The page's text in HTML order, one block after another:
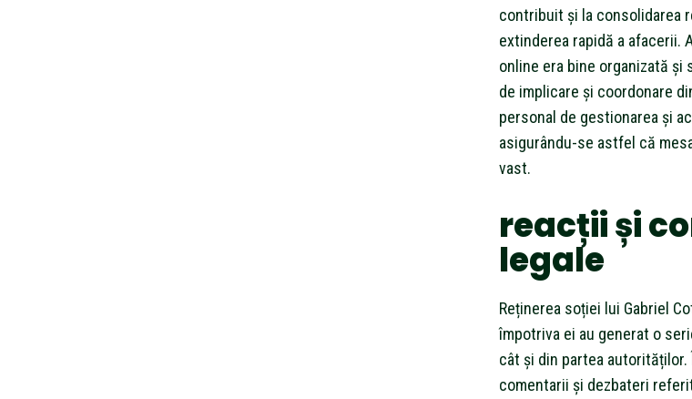
contribuit și la consolidarea
extinderea rapidă a afacerii.
online era bine organizată
de implicare și coordonare
personal de gestionarea și
asigurându-se astfel că
vast.
reacții și
legale
Reținerea soției lui Gabriel
împotriva ei au generat o
cât și din partea
comentarii și dezbateri